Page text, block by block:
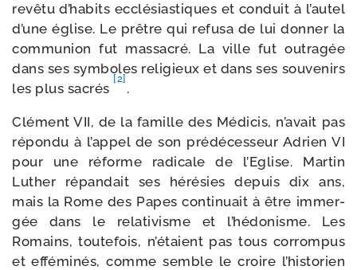
revê­tu d’ha­bits ecclé­sias­tiques et conduit à l’au­tel
d’une église. Le prêtre qui refu­sa de lui don­ner la
com­mu­nion fut mas­sa­cré. La ville fut outra­gée
dans ses sym­boles reli­gieux et dans ses sou­ve­nirs
les plus sacrés
[2]
.
Clément VII, de la famille des Médicis, n’a­vait pas
répon­du à l’ap­pel de son pré­dé­ces­seur Adrien VI
pour une réforme radi­cale de l’Eglise. Martin
Luther répan­dait ses héré­sies depuis dix ans,
mais la Rome des Papes conti­nuait à être immer­
gée dans le rela­ti­visme et l’hé­do­nisme. Les
Romains, tou­te­fois, n’é­taient pas tous cor­rom­pus
et effé­mi­nés, comme semble le croire l’his­to­rien